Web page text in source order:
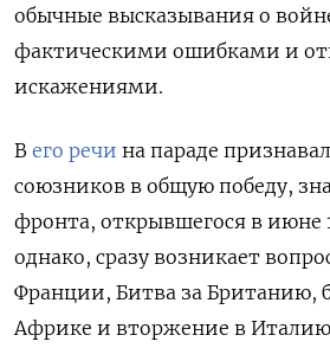
обычные высказывания о
фактическими ошибками и
искажениями.
В его речи на параде
союзников в общую победу,
фронта, открывшегося в июне
однако, сразу возникает
Франции, Битва за Британию,
Африке и вторжение в Италию